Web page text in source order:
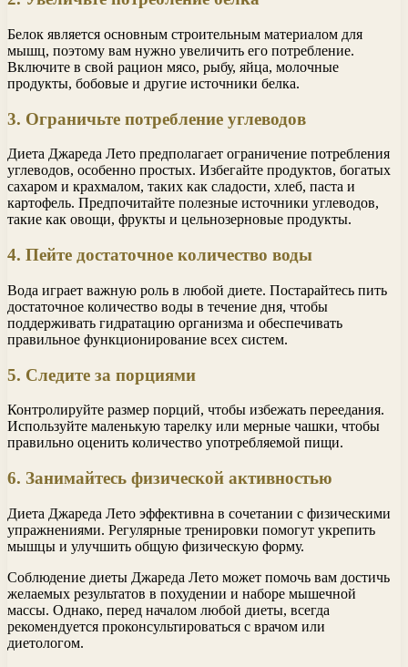
Белок является основным строительным материалом для
мышц, поэтому вам нужно увеличить его потребление.
Включите в свой рацион мясо, рыбу, яйца, молочные
продукты, бобовые и другие источники белка.
3. Ограничьте потребление углеводов
Диета Джареда Лето предполагает ограничение потребления
углеводов, особенно простых. Избегайте продуктов, богатых
сахаром и крахмалом, таких как сладости, хлеб, паста и
картофель. Предпочитайте полезные источники углеводов,
такие как овощи, фрукты и цельнозерновые продукты.
4. Пейте достаточное количество воды
Вода играет важную роль в любой диете. Постарайтесь пить
достаточное количество воды в течение дня, чтобы
поддерживать гидратацию организма и обеспечивать
правильное функционирование всех систем.
5. Следите за порциями
Контролируйте размер порций, чтобы избежать переедания.
Используйте маленькую тарелку или мерные чашки, чтобы
правильно оценить количество употребляемой пищи.
6. Занимайтесь физической активностью
Диета Джареда Лето эффективна в сочетании с физическими
упражнениями. Регулярные тренировки помогут укрепить
мышцы и улучшить общую физическую форму.
Соблюдение диеты Джареда Лето может помочь вам достичь
желаемых результатов в похудении и наборе мышечной
массы. Однако, перед началом любой диеты, всегда
рекомендуется проконсультироваться с врачом или
диетологом.